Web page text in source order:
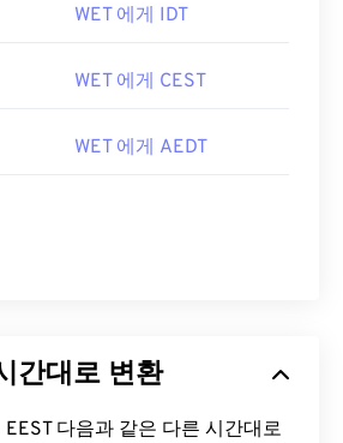
WET 에게 IDT
WET 에게 CEST
WET 에게 AEDT
간대로 변환
다음과 같은 다른 시간대로